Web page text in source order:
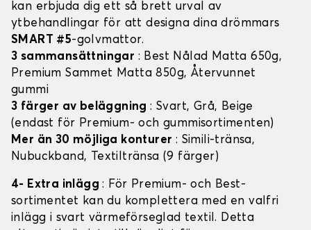
kan erbjuda dig ett så brett urval av
ytbehandlingar för att designa dina drömmars
SMART #5-golvmattor.
3 sammansättningar : Best Nålad Matta 650g,
Premium Sammet Matta 850g, Återvunnet
gummi
3 färger av beläggning: Svart, Grå, Beige
(endast för Premium- och gummisortimenten)
Mer än 30 möjliga konturer : Simili-tränsa,
Nubuckband, Textiltränsa (9 färger)
4- Extra inlägg: För Premium- och Best-
sortimentet kan du komplettera med en valfri
inlägg i svart värmeförseglad textil. Detta